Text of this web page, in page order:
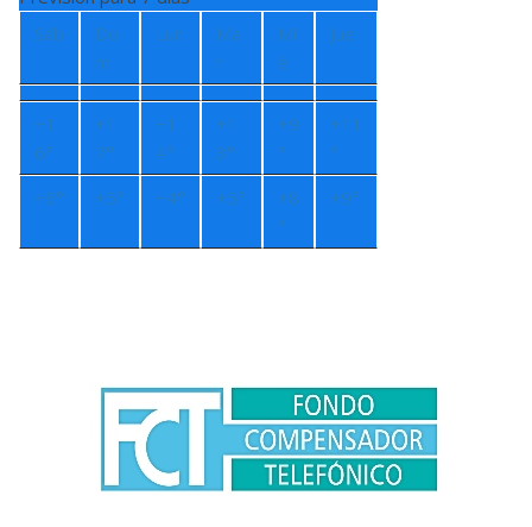
Sáb
Do
m
Lun
Ma
r
Mi
é
Jue
+1
6°
+1
7°
+1
4°
+1
3°
+9
°
+11
°
+6° +5° +4° +5° +8
°
+9°